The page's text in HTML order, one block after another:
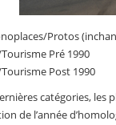
Protos
Pré 1990
Post 1990
catégories, les
de l’année